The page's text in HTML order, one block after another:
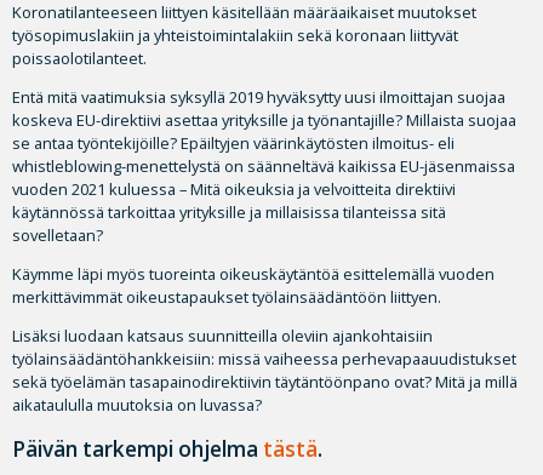
Koronatilanteeseen liittyen käsitellään määräaikaiset muutokset
työsopimuslakiin ja yhteistoimintalakiin sekä koronaan liittyvät
poissaolotilanteet.
Entä mitä vaatimuksia syksyllä 2019 hyväksytty uusi ilmoittajan suojaa
koskeva EU-direktiivi asettaa yrityksille ja työnantajille? Millaista suojaa
se antaa työntekijöille? Epäiltyjen väärinkäytösten ilmoitus- eli
whistleblowing-menettelystä on säänneltävä kaikissa EU-jäsenmaissa
vuoden 2021 kuluessa – Mitä oikeuksia ja velvoitteita direktiivi
käytännössä tarkoittaa yrityksille ja millaisissa tilanteissa sitä
sovelletaan?
Käymme läpi myös tuoreinta oikeuskäytäntöä esittelemällä vuoden
merkittävimmät oikeustapaukset työlainsäädäntöön liittyen.
Lisäksi luodaan katsaus suunnitteilla oleviin ajankohtaisiin
työlainsäädäntöhankkeisiin: missä vaiheessa perhevapaauudistukset
sekä työelämän tasapainodirektiivin täytäntöönpano ovat? Mitä ja millä
aikataululla muutoksia on luvassa?
Päivän tarkempi ohjelma tästä.